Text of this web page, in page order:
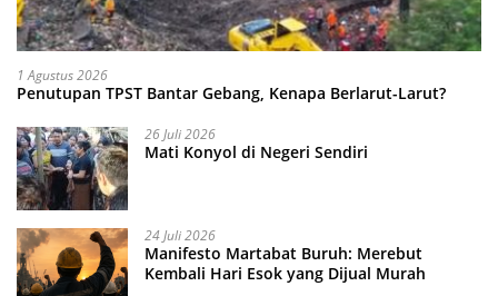
1 Agustus 2026
Penutupan TPST Bantar Gebang, Kenapa Berlarut-Larut?
26 Juli 2026
Mati Konyol di Negeri Sendiri
24 Juli 2026
Manifesto Martabat Buruh: Merebut
Kembali Hari Esok yang Dijual Murah